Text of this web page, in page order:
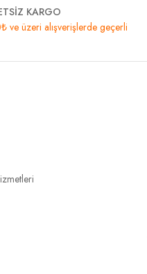
KARGO
ve üzeri alışverişlerde geçerli